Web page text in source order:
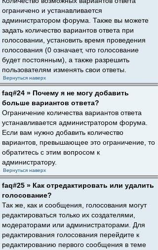
ограничено и устанавливается
администратором форума. Также вы можете
задать количество вариантов ответа при
голосовании, установить время проведения
голосования (0 означает, что голосование
будет постоянным), а также разрешить
пользователям изменять свои ответы.
Вернуться наверх
faq#24 » Почему я не могу добавить
больше вариантов ответа?
Ограничение количества вариантов ответа
устанавливается администратором форума.
Если вам нужно добавить количество
вариантов, превышающее это ограничение, то
обратитесь с этим вопросом к
администратору.
Вернуться наверх
faq#25 » Как отредактировать или удалить
голосование?
Так же, как и сообщения, голосования могут
редактироваться только их создателями,
модераторами или администраторами. Для
редактирования голосования перейдите к
редактированию первого сообщения в теме